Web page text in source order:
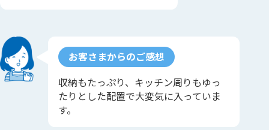
お客さまからのご感想
収納もたっぷり、キッチン周りもゆっ
たりとした配置で大変気に入っていま
す。